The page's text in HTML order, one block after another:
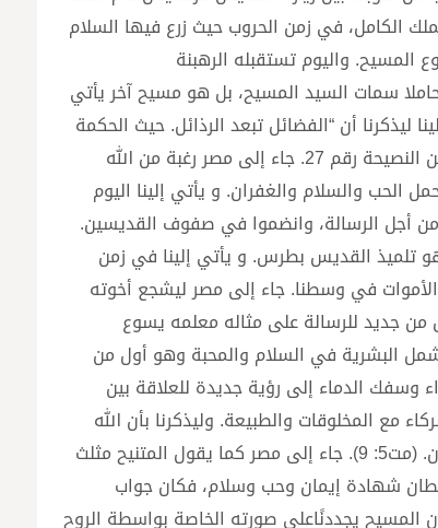
الجنود والسلطان الملك الكامل، في زمن الحروب حيث زرع فيها السلام
واليوم تستقبله الرهبنة
ويأتي إلينا حاملا سمات السيد المسيح، بل هو مسيح آخر يأتي
إلينا ليذكرنا أن “الفضائل تبعد الرذائل. حيث الحكمة
والحب فلا مكان للجهالة والخوف. حيث القناعة والرضى فلا مكان هناك للبخل والطمع” من النصيحة رقم 27. جاء إلى مصر رغبة من الله
والسلام والغفران. و يأتي إلينا اليوم
من أجل الرسالة، وانضموا في صفوف القديسين.
القديس بطرس. و يأتي إلينا في زمن
في وسطنا. جاء إلى مصر ليشجع أخوته
من جديد للرسالة على مثاله معلمه يسوع
البشرية في السلام والمحبة وهو أول من
وسفك الدماء إلى رؤية جديدة للعلاقة بين
مع المخلوقات والطبيعة. وليذكرنا بأن الله
يعطينا قوة لصنع السلام في وسط الحروب طوبى لصانعي السلام لأنهم أبناء الله يدعون. (مت5: 9). جاء إلى مصر كما يقول المتنيح مثلث
شهادة إيمان وحب وسلام، فكان جواب
بأن المسيح يجددنًاعلى صورته الخاصة بواسطة الروح